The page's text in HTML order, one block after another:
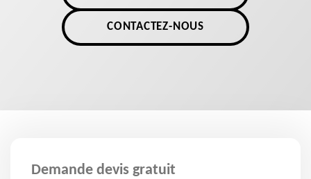
CONTACTEZ-NOUS
Demande devis gratuit